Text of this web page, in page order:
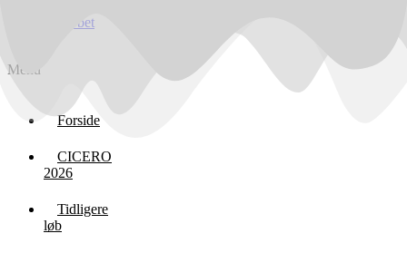
CICERO-løbet
Menu
Forside
CICERO
2026
Tidligere
løb